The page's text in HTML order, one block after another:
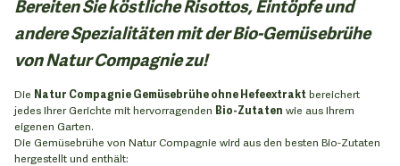
Bereiten Sie köstliche Risottos, Eintöpfe und
andere Spezialitäten mit der Bio-Gemüsebrühe
von Natur Compagnie zu!
Die Natur Compagnie Gemüsebrühe ohne Hefeextraktbereichert
jedes Ihrer Gerichte mit hervorragenden Bio-Zutaten wie aus Ihrem
eigenen Garten.
Die Gemüsebrühe von Natur Compagnie wird aus den besten Bio-Zutaten
hergestellt und enthält: